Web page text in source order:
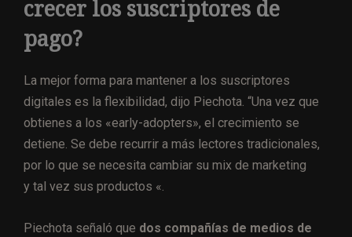
crecer los suscriptores de
pago?
La mejor forma para mantener a los suscriptores
digitales es la flexibilidad, dijo Piechota. “Una vez que
obtienes a los «early-adopters», el crecimiento se
detiene. Se debe recurrir a más lectores tradicionales,
por lo que se necesita cambiar su mix de marketing
y tal vez sus productos «.
Piechota señaló que dos compañías de medios de